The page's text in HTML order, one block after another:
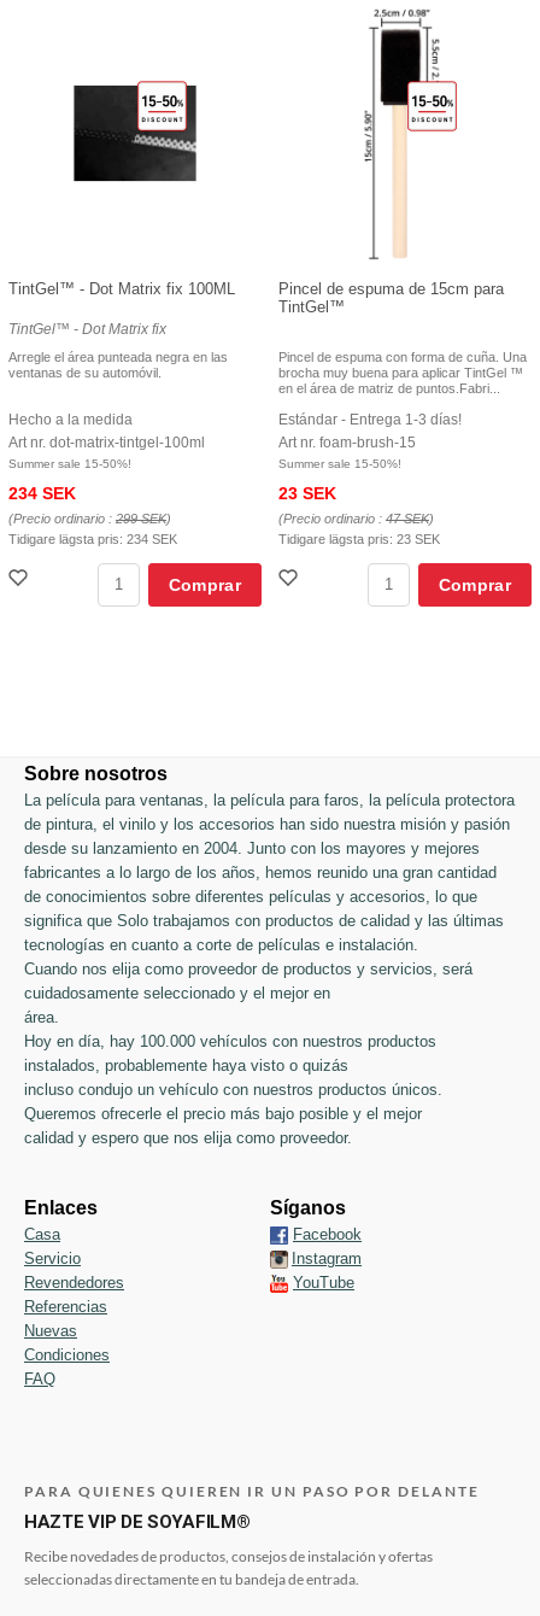
TintGel™ - Dot Matrix fix 100ML
TintGel™ - Dot Matrix fix
Arregle el área punteada negra en las
ventanas de su automóvil.
Hecho a la medida
Art nr. dot-matrix-tintgel-100ml
Summer sale 15-50%!
234 SEK
(Precio ordinario : 299 SEK)
Tidigare lägsta pris: 234 SEK
Comprar
Pincel de espuma de 15cm para
TintGel™
Pincel de espuma con forma de cuña. Una
brocha muy buena para aplicar TintGel ™
en el área de matriz de puntos.Fabri...
Estándar - Entrega 1-3 días!
Art nr. foam-brush-15
Summer sale 15-50%!
23 SEK
(Precio ordinario : 47 SEK)
Tidigare lägsta pris: 23 SEK
Comprar
Sobre nosotros
La película para ventanas, la película para faros, la película protectora
de pintura, el vinilo y los accesorios han sido nuestra misión y pasión
desde su lanzamiento en 2004. Junto con los mayores y mejores
fabricantes a lo largo de los años, hemos reunido una gran cantidad
de conocimientos sobre diferentes películas y accesorios, lo que
significa que Solo trabajamos con productos de calidad y las últimas
tecnologías en cuanto a corte de películas e instalación.
Cuando nos elija como proveedor de productos y servicios, será
cuidadosamente seleccionado y el mejor en
área.
Hoy en día, hay 100.000 vehículos con nuestros productos
instalados, probablemente haya visto o quizás
incluso condujo un vehículo con nuestros productos únicos.
Queremos ofrecerle el precio más bajo posible y el mejor
calidad y espero que nos elija como proveedor.
Enlaces
Casa
Servicio
Revendedores
Referencias
Nuevas
Condiciones
FAQ
Síganos
Facebook
Instagram
YouTube
PARA QUIENES QUIEREN IR UN PASO POR DELANTE
HAZTE VIP DE SOYAFILM®
Recibe novedades de productos, consejos de instalación y ofertas
seleccionadas directamente en tu bandeja de entrada.